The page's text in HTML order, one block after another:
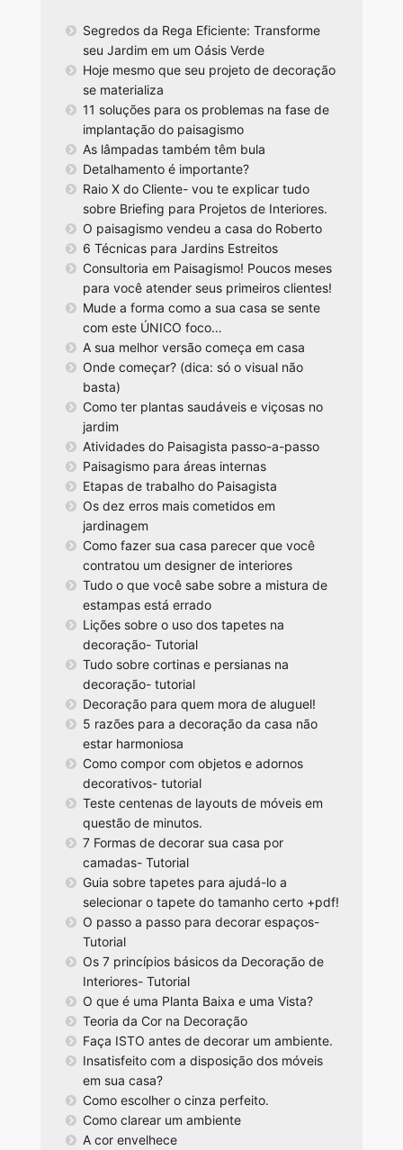
Segredos da Rega Eficiente: Transforme
seu Jardim em um Oásis Verde
Hoje mesmo que seu projeto de decoração
se materializa
11 soluções para os problemas na fase de
implantação do paisagismo
As lâmpadas também têm bula
Detalhamento é importante?
Raio X do Cliente- vou te explicar tudo
sobre Briefing para Projetos de Interiores.
O paisagismo vendeu a casa do Roberto
6 Técnicas para Jardins Estreitos
Consultoria em Paisagismo! Poucos meses
para você atender seus primeiros clientes!
Mude a forma como a sua casa se sente
com este ÚNICO foco…
A sua melhor versão começa em casa
Onde começar? (dica: só o visual não
basta)
Como ter plantas saudáveis e viçosas no
jardim
Atividades do Paisagista passo-a-passo
Paisagismo para áreas internas
Etapas de trabalho do Paisagista
Os dez erros mais cometidos em
jardinagem
Como fazer sua casa parecer que você
contratou um designer de interiores
Tudo o que você sabe sobre a mistura de
estampas está errado
Lições sobre o uso dos tapetes na
decoração- Tutorial
Tudo sobre cortinas e persianas na
decoração- tutorial
Decoração para quem mora de aluguel!
5 razões para a decoração da casa não
estar harmoniosa
Como compor com objetos e adornos
decorativos- tutorial
Teste centenas de layouts de móveis em
questão de minutos.
7 Formas de decorar sua casa por
camadas- Tutorial
Guia sobre tapetes para ajudá-lo a
selecionar o tapete do tamanho certo +pdf!
O passo a passo para decorar espaços-
Tutorial
Os 7 princípios básicos da Decoração de
Interiores- Tutorial
O que é uma Planta Baixa e uma Vista?
Teoria da Cor na Decoração
Faça ISTO antes de decorar um ambiente.
Insatisfeito com a disposição dos móveis
em sua casa?
Como escolher o cinza perfeito.
Como clarear um ambiente
A cor envelhece